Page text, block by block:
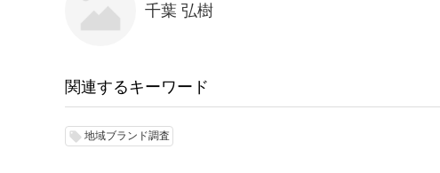
千葉 弘樹
関連するキーワード
local_offer 地域ブランド調査